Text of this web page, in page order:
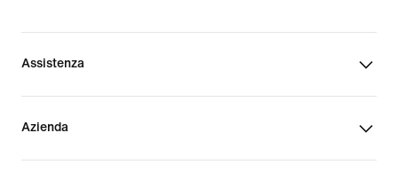
Assistenza
Azienda